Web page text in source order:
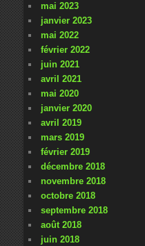
mai 2023
janvier 2023
mai 2022
février 2022
juin 2021
avril 2021
mai 2020
janvier 2020
avril 2019
mars 2019
février 2019
décembre 2018
novembre 2018
octobre 2018
septembre 2018
août 2018
juin 2018